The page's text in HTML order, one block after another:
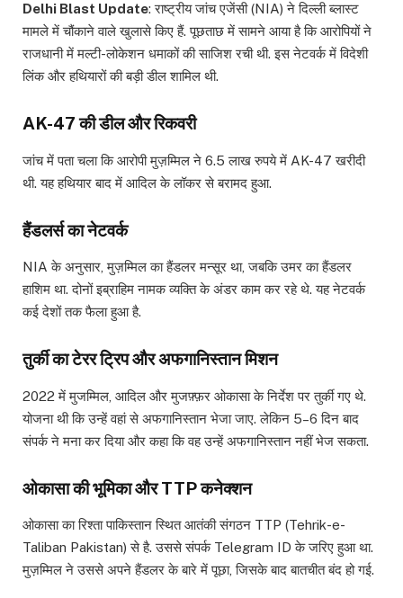
Delhi Blast Update: राष्ट्रीय जांच एजेंसी (NIA) ने दिल्ली ब्लास्ट
मामले में चौंकाने वाले खुलासे किए हैं. पूछताछ में सामने आया है कि आरोपियों ने
राजधानी में मल्टी-लोकेशन धमाकों की साजिश रची थी. इस नेटवर्क में विदेशी
लिंक और हथियारों की बड़ी डील शामिल थी.
AK-47 की डील और रिकवरी
जांच में पता चला कि आरोपी मुज़म्मिल ने 6.5 लाख रुपये में AK-47 खरीदी
थी. यह हथियार बाद में आदिल के लॉकर से बरामद हुआ.
हैंडलर्स का नेटवर्क
NIA के अनुसार, मुज़म्मिल का हैंडलर मन्सूर था, जबकि उमर का हैंडलर
हाशिम था. दोनों इब्राहिम नामक व्यक्ति के अंडर काम कर रहे थे. यह नेटवर्क
कई देशों तक फैला हुआ है.
तुर्की का टेरर ट्रिप और अफगानिस्तान मिशन
2022 में मुजम्मिल, आदिल और मुजफ़्फ़र ओकासा के निर्देश पर तुर्की गए थे.
योजना थी कि उन्हें वहां से अफगानिस्तान भेजा जाए. लेकिन 5–6 दिन बाद
संपर्क ने मना कर दिया और कहा कि वह उन्हें अफगानिस्तान नहीं भेज सकता.
ओकासा की भूमिका और TTP कनेक्शन
ओकासा का रिश्ता पाकिस्तान स्थित आतंकी संगठन TTP (Tehrik-e-
Taliban Pakistan) से है. उससे संपर्क Telegram ID के जरिए हुआ था.
मुज़म्मिल ने उससे अपने हैंडलर के बारे में पूछा, जिसके बाद बातचीत बंद हो गई.